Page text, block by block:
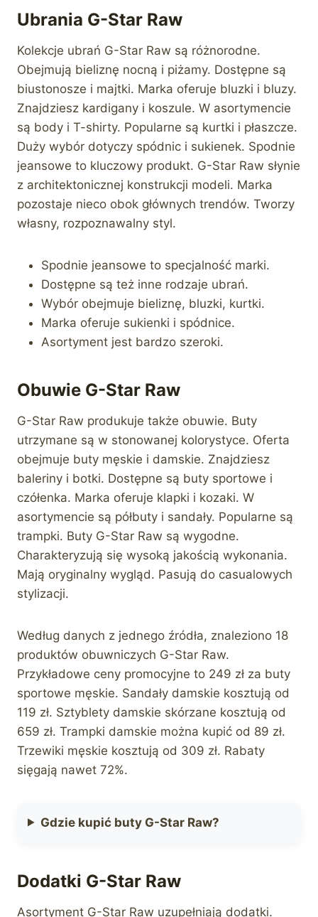
Ubrania G-Star Raw
Kolekcje ubrań G-Star Raw są różnorodne.
Obejmują bieliznę nocną i piżamy. Dostępne są
biustonosze i majtki. Marka oferuje bluzki i bluzy.
Znajdziesz kardigany i koszule. W asortymencie
są body i T-shirty. Popularne są kurtki i płaszcze.
Duży wybór dotyczy spódnic i sukienek. Spodnie
jeansowe to kluczowy produkt. G-Star Raw słynie
z architektonicznej konstrukcji modeli. Marka
pozostaje nieco obok głównych trendów. Tworzy
własny, rozpoznawalny styl.
Spodnie jeansowe to specjalność marki.
Dostępne są też inne rodzaje ubrań.
Wybór obejmuje bieliznę, bluzki, kurtki.
Marka oferuje sukienki i spódnice.
Asortyment jest bardzo szeroki.
Obuwie G-Star Raw
G-Star Raw produkuje także obuwie. Buty
utrzymane są w stonowanej kolorystyce. Oferta
obejmuje buty męskie i damskie. Znajdziesz
baleriny i botki. Dostępne są buty sportowe i
czółenka. Marka oferuje klapki i kozaki. W
asortymencie są półbuty i sandały. Popularne są
trampki. Buty G-Star Raw są wygodne.
Charakteryzują się wysoką jakością wykonania.
Mają oryginalny wygląd. Pasują do casualowych
stylizacji.
Według danych z jednego źródła, znaleziono 18
produktów obuwniczych G-Star Raw.
Przykładowe ceny promocyjne to 249 zł za buty
sportowe męskie. Sandały damskie kosztują od
119 zł. Sztyblety damskie skórzane kosztują od
659 zł. Trampki damskie można kupić od 89 zł.
Trzewiki męskie kosztują od 309 zł. Rabaty
sięgają nawet 72%.
Gdzie kupić buty G-Star Raw?
Dodatki G-Star Raw
Asortyment G-Star Raw uzupełniają dodatki.